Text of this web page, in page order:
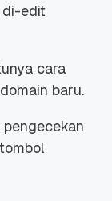
edit
cara
baru.